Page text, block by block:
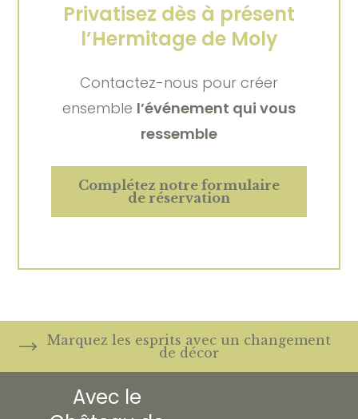
Privatisez dès à présent
l’Hermitage de Moly
Contactez-nous pour créer
ensemble l’événement qui vous
ressemble
Complétez notre formulaire
de réservation
Marquez les esprits avec un changement
de décor
Avec le